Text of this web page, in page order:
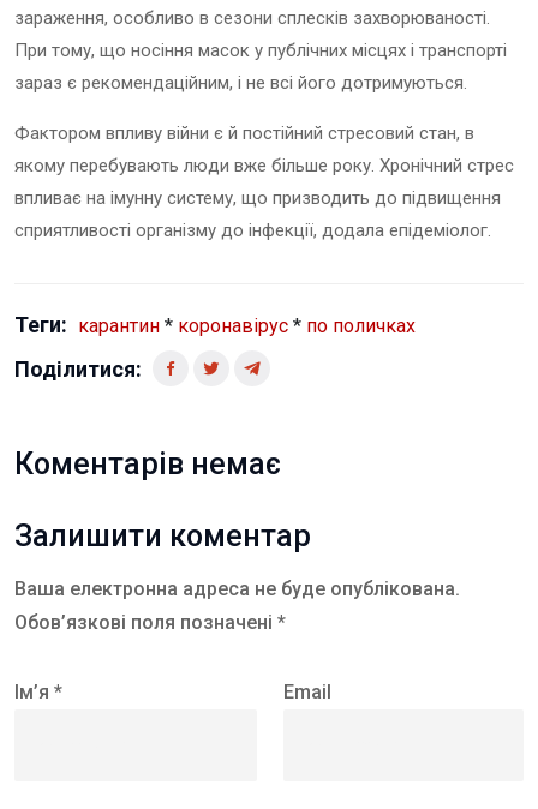
зараження, особливо в сезони сплесків захворюваності.
При тому, що носіння масок у публічних місцях і транспорті
зараз є рекомендаційним, і не всі його дотримуються.
Фактором впливу війни є й постійний стресовий стан, в
якому перебувають люди вже більше року. Хронічний стрес
впливає на імунну систему, що призводить до підвищення
сприятливості організму до інфекції, додала епідеміолог.
Теги: карантин * коронавірус * по поличках
Поділитися:
Коментарів немає
Залишити коментар
Ваша електронна адреса не буде опублікована.
Обов’язкові поля позначені *
Ім’я * Email